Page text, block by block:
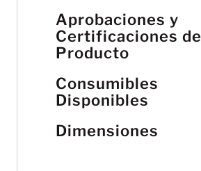
Aprobaciones y
Certificaciones de
Producto
Consumibles
Disponibles
Dimensiones